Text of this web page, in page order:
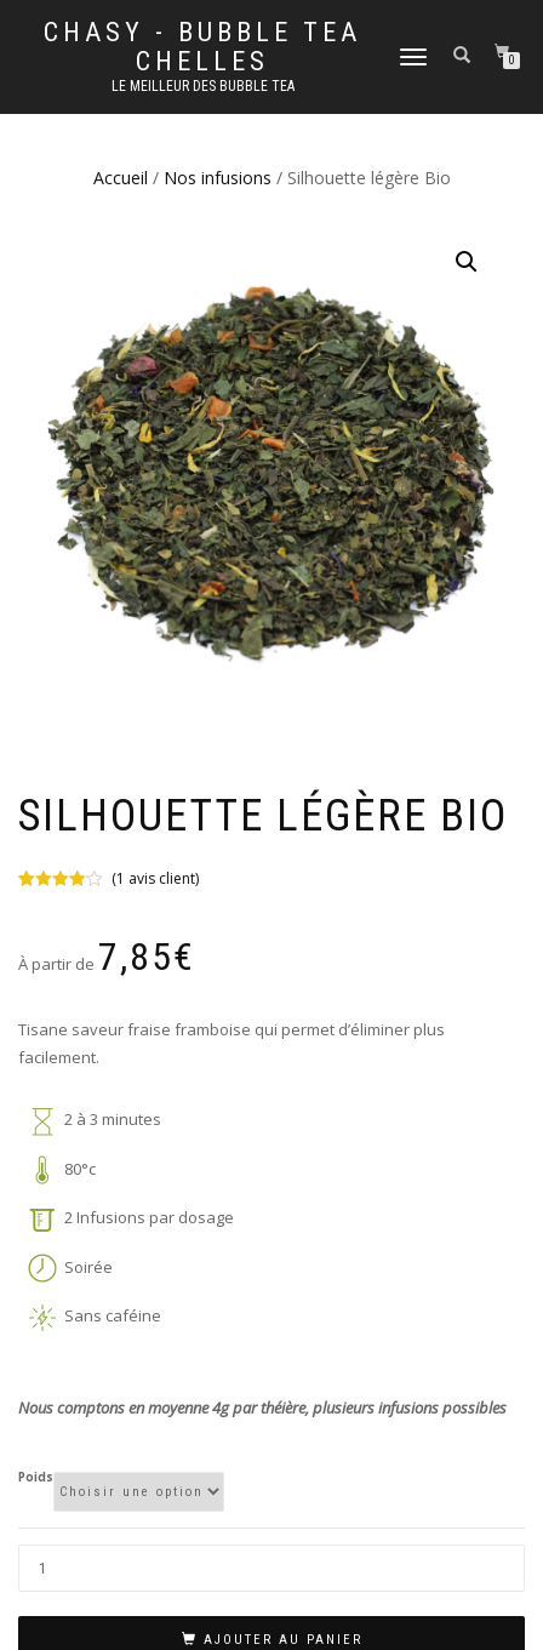
CHASY - BUBBLE TEA
CHELLES
LE MEILLEUR DES BUBBLE TEA
DÉPLIER
0
Accueil / Nos infusions / Silhouette légère Bio
SILHOUETTE LÉGÈRE BIO
notation
(1 avis client)
À partir de 7,85€
Tisane saveur fraise framboise qui permet d’éliminer plus
facilement.
2 à 3 minutes
80°c
2 Infusions par dosage
Soirée
Sans caféine
Nous comptons en moyenne 4g par théière, plusieurs infusions possibles
Poids
AJOUTER AU PANIER